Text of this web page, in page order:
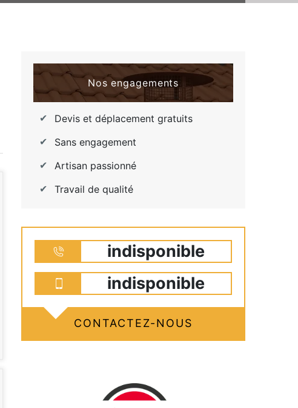
Nos engagements
Devis et déplacement gratuits
Sans engagement
Artisan passionné
Travail de qualité
indisponible
indisponible
CONTACTEZ-NOUS